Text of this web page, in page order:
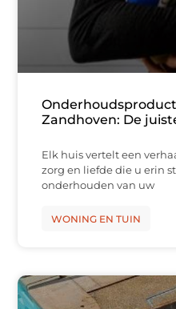
Zandhoven: De
Elk huis vertelt een
zorg en liefde die u erin
onderhouden van uw
WONING EN TUIN